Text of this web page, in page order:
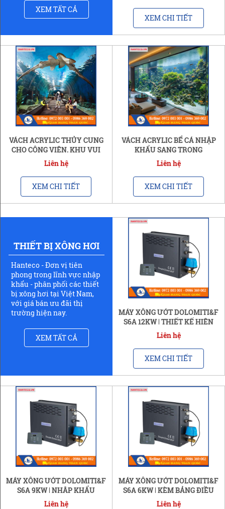
XEM TẤT CẢ
XEM CHI TIẾT
VÁCH ACRYLIC THỦY CUNG
CHO CÔNG VIÊN, KHU VUI
CHƠI, KHÁCH SẠN
Liên hệ
XEM CHI TIẾT
VÁCH ACRYLIC BỂ CÁ NHẬP
KHẨU SANG TRỌNG
Liên hệ
XEM CHI TIẾT
THIẾT BỊ XÔNG HƠI
Hanteco - Đơn vị tiên
phong trong lĩnh vực nhập
khẩu - phân phối các thiết
bị xông hơi tại Việt Nam,
với giá bán ưu đãi thị
trường hiện nay.
XEM TẤT CẢ
MÁY XÔNG ƯỚT DOLOMITI&F
S6A 12KW | THIẾT KẾ HIỆN
ĐẠI
Liên hệ
XEM CHI TIẾT
MÁY XÔNG ƯỚT DOLOMITI&F
S6A 9KW | NHẬP KHẨU
CHÍNH HÃNG
Liên hệ
MÁY XÔNG ƯỚT DOLOMITI&F
S6A 6KW | KÈM BẢNG ĐIỀU
KHIỂN
Liên hệ